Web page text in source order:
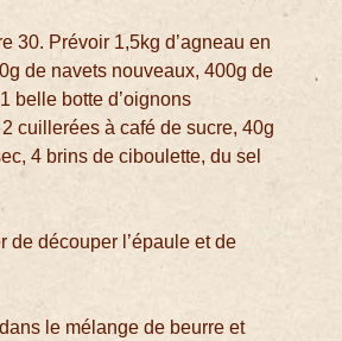
30. Prévoir 1,5kg d’agneau en
de navets nouveaux, 400g de
belle botte d’oignons
cuillerées à café de sucre, 40g
4 brins de ciboulette, du sel
de découper l’épaule et de
le mélange de beurre et